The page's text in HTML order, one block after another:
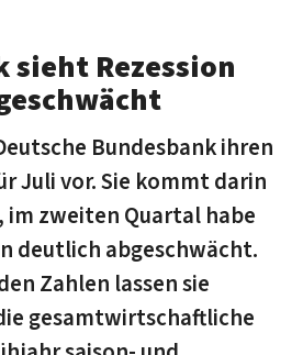
sieht Rezession
Bundesbank ihren
Juli vor. Sie kommt darin
im zweiten Quartal habe
deutlich abgeschwächt.
Zahlen lassen sie
gesamtwirtschaftliche